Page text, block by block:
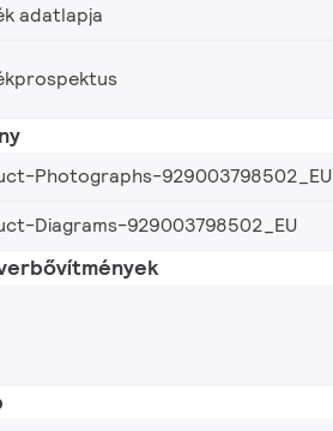
adatlapja
Photographs-929003798502_EU
Diagrams-929003798502_EU